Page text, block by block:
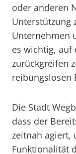
oder anderen
Unterstützung
Unternehmen
es wichtig, auf
zurückgreifen
reibungslosen
Die Stadt
dass der
zeitnah agiert,
Funktionalität